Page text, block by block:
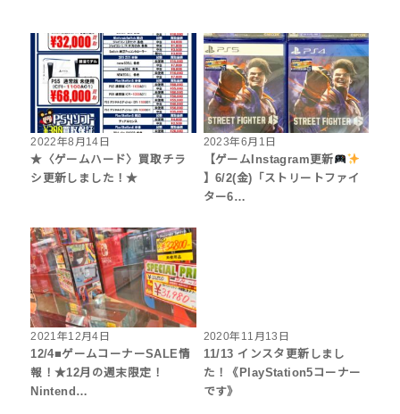
2022年8月14日
★〈ゲームハード〉買取チラ
シ更新しました！★
2023年6月1日
【ゲームInstagram更新
】6/2(金)「ストリートファイ
ター6…
2021年12月4日
12/4■ゲームコーナーSALE情
報！★12月の週末限定！
Nintend…
2020年11月13日
11/13 インスタ更新しまし
た！《PlayStation5コーナー
です》